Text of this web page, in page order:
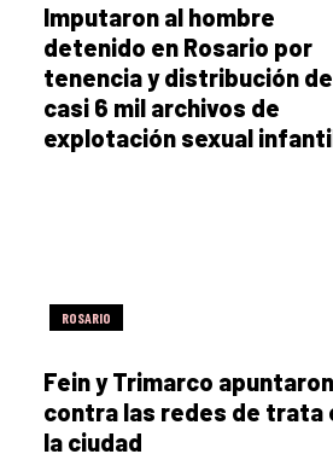
Imputaron al hombre
detenido en Rosario por
tenencia y distribución de
casi 6 mil archivos de
explotación sexual
ROSARIO
Fein y Trimarco apuntaron
contra las redes de trata
la ciudad